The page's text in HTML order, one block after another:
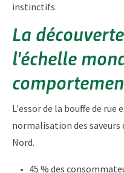
instinctifs.
La
l'échelle
L'essor de la bouffe de rue
normalisation des saveurs
Nord.
45 % des